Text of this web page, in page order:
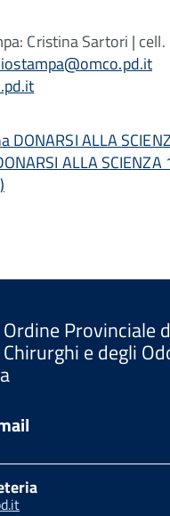
Cristina Sartori |
DONARSI ALLA
ALLA
)
Ordine Provinciale
Chirurghi e degli